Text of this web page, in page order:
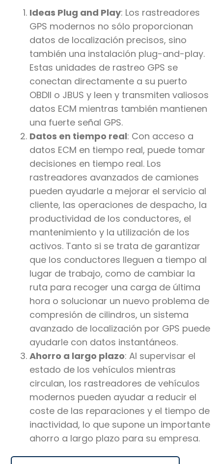
Ideas Plug and Play: Los rastreadores
GPS modernos no sólo proporcionan
datos de localización precisos, sino
también una instalación plug-and-play.
Estas unidades de rastreo GPS se
conectan directamente a su puerto
OBDII o JBUS y leen y transmiten valiosos
datos ECM mientras también mantienen
una fuerte señal GPS.
Datos en tiempo real: Con acceso a
datos ECM en tiempo real, puede tomar
decisiones en tiempo real. Los
rastreadores avanzados de camiones
pueden ayudarle a mejorar el servicio al
cliente, las operaciones de despacho, la
productividad de los conductores, el
mantenimiento y la utilización de los
activos. Tanto si se trata de garantizar
que los conductores lleguen a tiempo al
lugar de trabajo, como de cambiar la
ruta para recoger una carga de última
hora o solucionar un nuevo problema de
compresión de cilindros, un sistema
avanzado de localización por GPS puede
ayudarle con datos instantáneos.
Ahorro a largo plazo: Al supervisar el
estado de los vehículos mientras
circulan, los rastreadores de vehículos
modernos pueden ayudar a reducir el
coste de las reparaciones y el tiempo de
inactividad, lo que supone un importante
ahorro a largo plazo para su empresa.